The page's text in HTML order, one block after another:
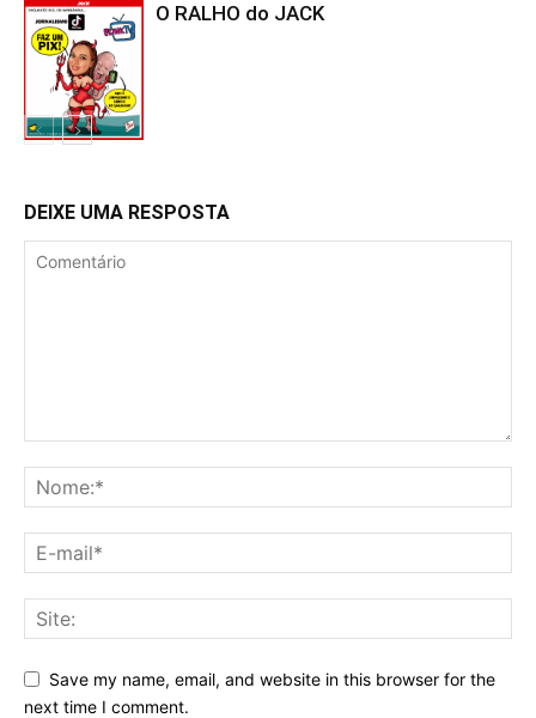
O RALHO do JACK
DEIXE UMA RESPOSTA
Save my name, email, and website in this browser for the
next time I comment.